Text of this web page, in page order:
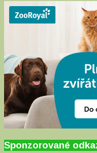
Sponzorované